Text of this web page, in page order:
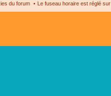
Le fuseau horaire est réglé sur
du forum